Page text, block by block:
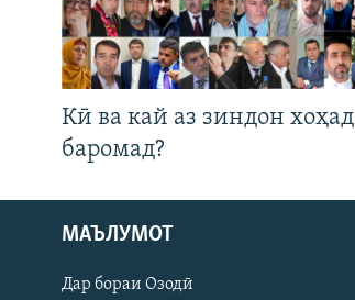
Русский
ПАЙГИРӢ КУНЕД
Кӣ ва кай аз зиндон хоҳад
баромад?
МАЪЛУМОТ
Дар бораи Озодӣ